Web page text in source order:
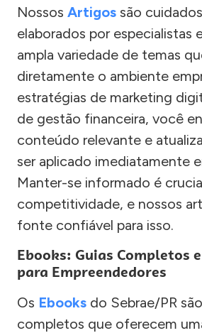
Nossos Artigos são
elaborados por especialistas
ampla variedade de temas
diretamente o ambiente
estratégias de marketing
de gestão financeira, você
conteúdo relevante e
ser aplicado imediatamente
Manter-se informado é
competitividade, e nossos
fonte confiável para isso.
Ebooks: Guias Completos
para Empreendedores
Os Ebooks do Sebrae/PR
completos que oferecem